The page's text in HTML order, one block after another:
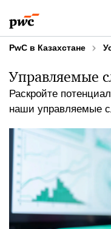
to
content
to
footer
PwC в Казахстане
Раскройте
наши управляемые
Управляемые